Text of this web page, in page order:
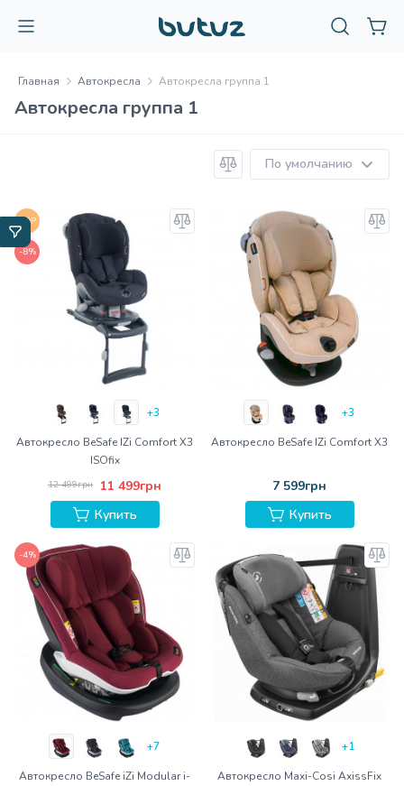
Главная Автокресла Автокресла группа 1
Автокресла группа 1
По умолчанию
TOP
-8%
+3
Автокресло BeSafe IZi Comfort X3
ISOfix
12 499грн
11 499грн
Купить
+3
Автокресло BeSafe IZi Comfort X3
7 599грн
Купить
-4%
+7
Автокресло BeSafe iZi Modular i-
+1
Автокресло Maxi-Cosi AxissFix